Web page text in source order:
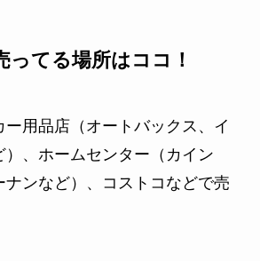
ってる場所はココ！
用品店（オートバックス、イ
）、ホームセンター（カイン
ナンなど）、コストコなどで売